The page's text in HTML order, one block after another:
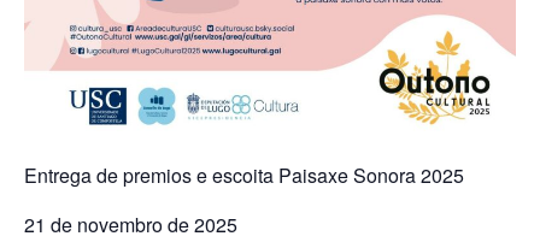
Entrega de premios e escoita Paisaxe Sonora 2025
21 de novembro de 2025